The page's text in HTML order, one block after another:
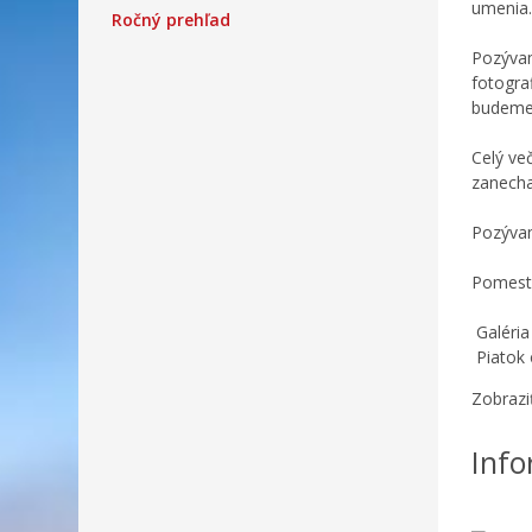
Ročný prehľad
umenia.
Celý
Piatok